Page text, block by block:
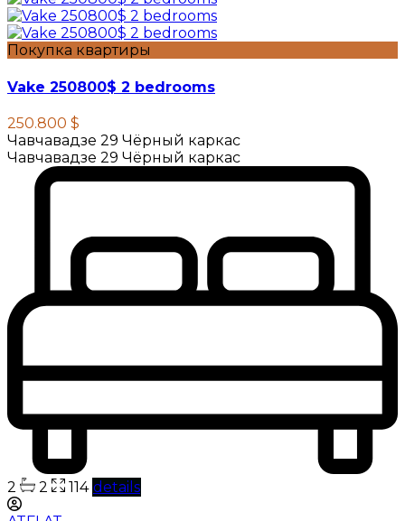
Покупка квартиры
Vake 250800$ 2 bedrooms
250.800 $
Чавчавадзе 29 Чёрный каркас
Чавчавадзе 29 Чёрный каркас
2 2 114 details